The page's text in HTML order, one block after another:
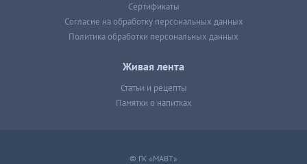
Сертификаты
Согласие на обработку персональных данных
Политика обработки персональных данных
Живая лента
Статьи и рецепты
Памятки о напитках
© ГК «МАВТ»